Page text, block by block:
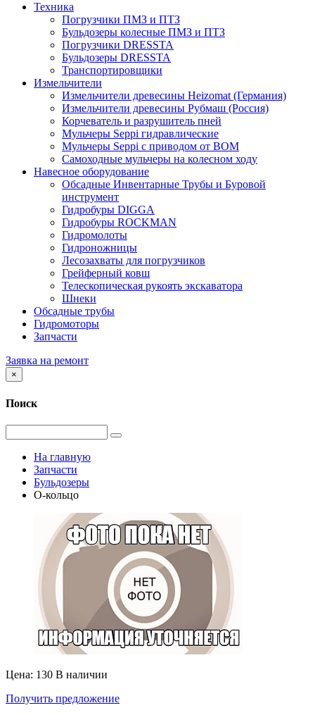
Техника
Погрузчики ПМЗ и ПТЗ
Бульдозеры колесные ПМЗ и ПТЗ
Погрузчики DRESSTA
Бульдозеры DRESSTA
Транспортировщики
Измельчители
Измельчители древесины Heizomat (Германия)
Измельчители древесины Рубмаш (Россия)
Корчеватель и разрушитель пней
Мульчеры Seppi гидравлические
Мульчеры Seppi с приводом от ВОМ
Самоходные мульчеры на колесном ходу
Навесное оборудование
Обсадные Инвентарные Трубы и Буровой
инструмент
Гидробуры DIGGA
Гидробуры ROCKMAN
Гидромолоты
Гидроножницы
Лесозахваты для погрузчиков
Грейферный ковш
Телескопическая рукоять экскаватора
Шнеки
Обсадные трубы
Гидромоторы
Запчасти
Заявка на ремонт
×
Поиск
На главную
Запчасти
Бульдозеры
О-кольцо
Цена: 130 В наличии
Получить предложение